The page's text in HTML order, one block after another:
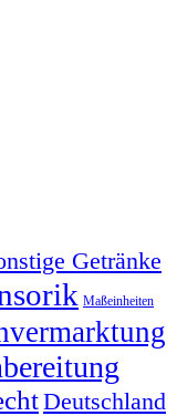
Getränke
Maßeinheiten
Deutschland